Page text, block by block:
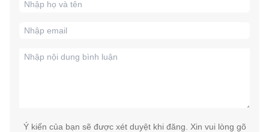
Ý kiến của bạn sẽ được xét duyệt khi đăng. Xin vui lòng gõ